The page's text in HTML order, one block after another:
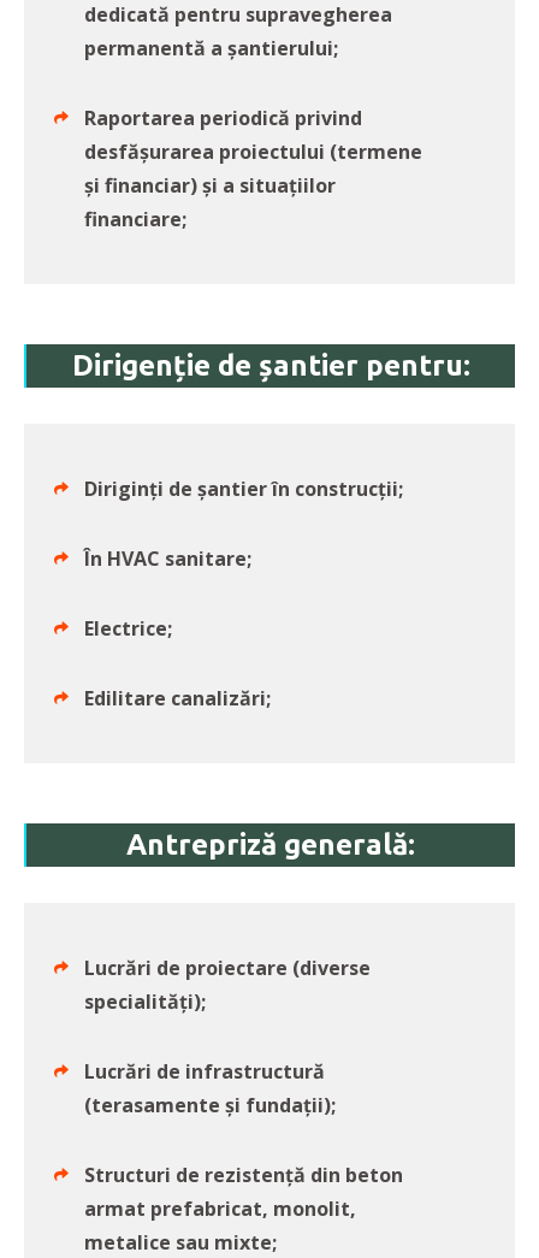
dedicată pentru supravegherea
permanentă a şantierului;
Raportarea periodică privind
desfășurarea proiectului (termene
și financiar) și a situațiilor
financiare;
Dirigenție de șantier pentru:
Diriginți de șantier în construcții;
În HVAC sanitare;
Electrice;
Edilitare canalizări;
Antrepriză generală:
Lucrări de proiectare (diverse
specialităţi);
Lucrări de infrastructură
(terasamente și fundații);
Structuri de rezistență din beton
armat prefabricat, monolit,
metalice sau mixte;